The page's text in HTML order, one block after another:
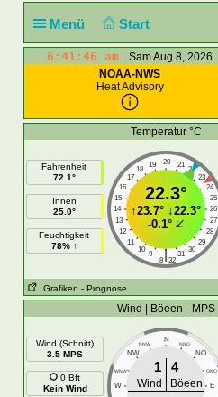
Menü Start
6:41:46 am
Sam Aug 8, 2026
NOAA-NWS
Heat Advisory
Temperatur °C
Fahrenheit
72.1°
Innen
25.0°
Feuchtigkeit
78% ↑
20
19 21
18
22
17
23
16
24
15
25
14
26
13
27
12
28
11
29
10
30
9 31
|
8 32
22.3°
↑23.7° ↓22.3°
-0.1°
Grafiken - Prognose
Wind | Böeen - MPS
Wind (Schnitt)
3.5 MPS
0 Bft
Kein Wind
N
NNW NNO
NW NO
WNW ONO
W E
1 4
Wind
Böeen